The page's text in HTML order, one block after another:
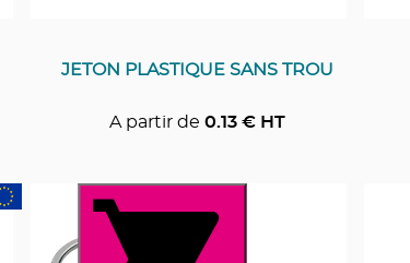
JETON PLASTIQUE SANS TROU
A partir de 0.13 € HT